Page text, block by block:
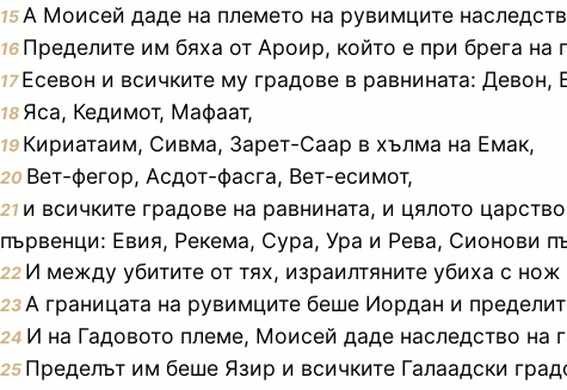
15 А Моисей даде на племето на рувимците
16 Пределите им бяха от Ароир, който е при брега
17Есевон и всичките му градове в равнината:
18 Яса, Кедимот, Мафаат,
19 Кириатаим, Сивма, Зарет-Саар в хълма на Емак,
20 Вет-фегор, Асдот-фасга, Вет-есимот,
21 и всичките градове на равнината, и цялото
първенци: Евия, Рекема, Сура, Ура и Рева, Сионови
22 И между убитите от тях, израилтяните убиха с
23 А границата на рувимците беше Иордан и
24 И на Гадовото племе, Моисей даде наследство на
25 Пределът им беше Язир и всичките Галаадски